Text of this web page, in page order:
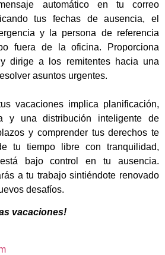
automático en tu correo
tus fechas de ausencia, el
y la persona de referencia
fuera de la oficina. Proporciona
dirige a los remitentes hacia una
asuntos urgentes.
vacaciones implica planificación,
y una distribución inteligente de
y comprender tus derechos te
tu tiempo libre con tranquilidad,
bajo control en tu ausencia.
a tu trabajo sintiéndote renovado
desafíos.
vacaciones!